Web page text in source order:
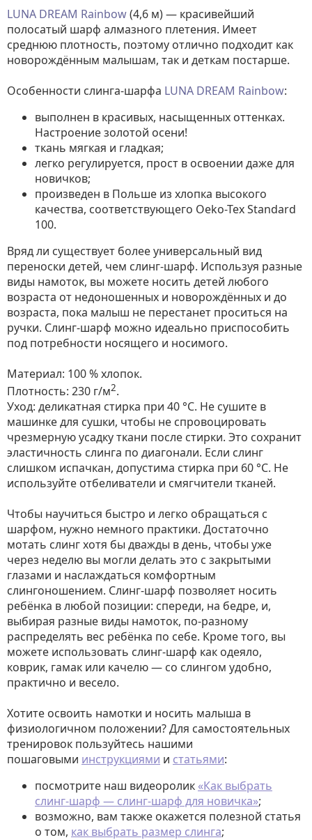
LUNA DREAM Rainbow(4,6 м)— красивейший
полосатый шарф алмазного плетения. Имеет
среднюю плотность, поэтому отлично подходит как
новорождённым малышам, так и деткам постарше.
Особенности слинга-шарфа LUNA DREAM Rainbow:
выполнен в красивых, насыщенных оттенках.
Настроение золотой осени!
ткань мягкая и гладкая;
легко регулируется, прост в освоении даже для
новичков;
произведен в Польше из хлопка высокого
качества, соответствующего Oeko-Tex Standard
100.
Вряд ли существует более универсальный вид
переноски детей, чем слинг-шарф. Используя разные
виды намоток, вы можете носить детей любого
возраста от недоношенных и новорождённых и до
возраста, пока малыш не перестанет проситься на
ручки. Слинг-шарф можно идеально приспособить
под потребности носящего и носимого.
Материал: 100 % хлопок.
Плотность: 230 г/м2.
Уход: деликатная стирка при 40 °С. Не сушите в
машинке для сушки, чтобы не спровоцировать
чрезмерную усадку ткани после стирки. Это сохранит
эластичность слинга по диагонали. Если слинг
слишком испачкан, допустима стирка при 60 °C. Не
используйте отбеливатели и смягчители тканей.
Чтобы научиться быстро и легко обращаться с
шарфом, нужно немного практики. Достаточно
мотать слинг хотя бы дважды в день, чтобы уже
через неделю вы могли делать это с закрытыми
глазами и наслаждаться комфортным
слингоношением. Слинг-шарф позволяет носить
ребёнка в любой позиции: спереди, на бедре, и,
выбирая разные виды намоток, по-разному
распределять вес ребёнка по себе. Кроме того, вы
можете использовать слинг-шарф как одеяло,
коврик, гамак или качелю — со слингом удобно,
практично и весело.
Хотите освоить намотки и носить малыша в
физиологичном положении? Для самостоятельных
тренировок пользуйтесь нашими
пошаговыми инструкциями и статьями:
посмотрите наш видеоролик «Как выбрать
слинг-шарф — слинг-шарф для новичка»;
возможно, вам также окажется полезной статья
о том, как выбрать размер слинга;